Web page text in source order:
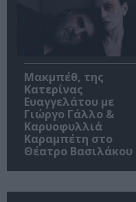
Μακμπέθ, της
Κατερίνας
Ευαγγελάτου με
Γιώργο Γάλλο &
Καρυοφυλλιά
Καραμπέτη στο
Θέατρο Βασιλάκου